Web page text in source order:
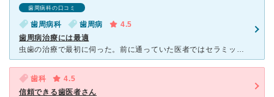
歯周病科の口コミ
歯周病科 歯周病
4.5
歯周病治療には最適
虫歯の治療で最初に伺った。前に通っていた医者ではセラミックの自費治療を勧められたが、保険対応で対応できるコンポジットレジンで対応頂けるとのことでお願いした。今は定期的に通っているが、歯周病のチェックや
歯科
4.5
信頼できる歯医者さん